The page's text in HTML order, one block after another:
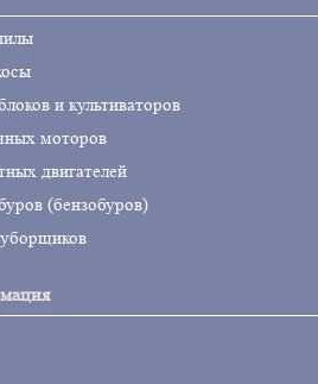
и культиваторов
моторов
двигателей
(бензобуров)